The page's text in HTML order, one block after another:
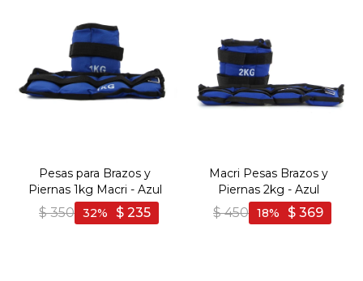
Pesas para Brazos y
Piernas 1kg Macri - Azul
$ 350 $ 235
32
Macri Pesas Brazos y
Piernas 2kg - Azul
$ 450 $ 369
18